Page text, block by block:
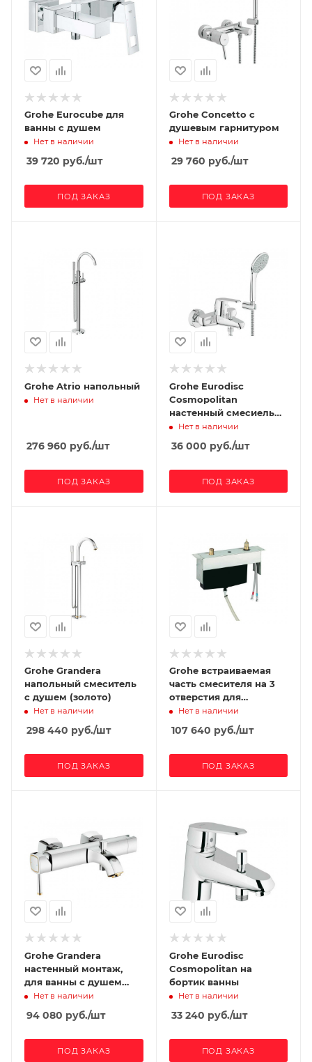
Grohe Eurocube для
ванны с душем
Нет в наличии
39 720 руб./шт
ПОД ЗАКАЗ
Grohe Concetto с
душевым гарнитуром
Нет в наличии
29 760 руб./шт
ПОД ЗАКАЗ
Grohe Atrio напольный
Нет в наличии
276 960 руб./шт
ПОД ЗАКАЗ
Grohe Eurodisc
Cosmopolitan
настенный смесиель
для ванной с душевым
гарнитуром
Нет в наличии
36 000 руб./шт
ПОД ЗАКАЗ
Grohe Grandera
напольный смеситель
с душем (золото)
Нет в наличии
298 440 руб./шт
ПОД ЗАКАЗ
Grohe встраиваемая
часть смесителя на 3
отверстия для
монтажа на бортик
ванны, однорычажный
Нет в наличии
107 640 руб./шт
ПОД ЗАКАЗ
Grohe Grandera
настенный монтаж,
для ванны с душем
(золото)
Нет в наличии
94 080 руб./шт
ПОД ЗАКАЗ
Grohe Eurodisc
Cosmopolitan на
бортик ванны
Нет в наличии
33 240 руб./шт
ПОД ЗАКАЗ